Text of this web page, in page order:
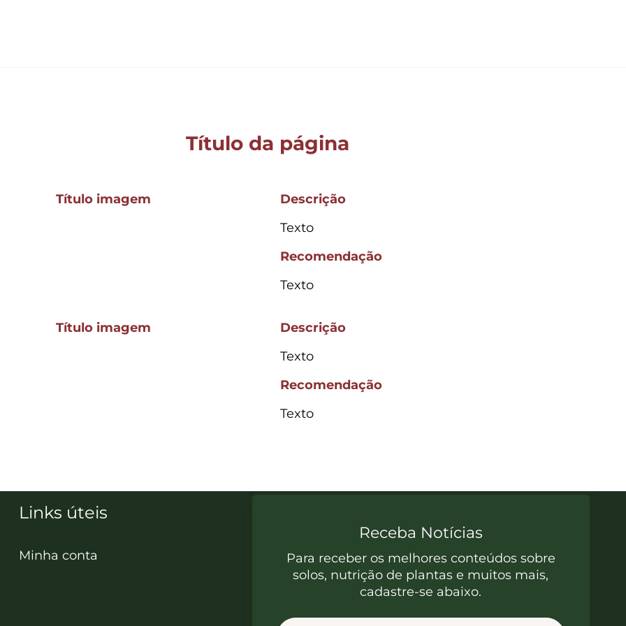
Título da página
Título imagem
Descrição
Texto
Recomendação
Texto
Título imagem
Descrição
Texto
Recomendação
Texto
Links úteis
Minha conta
Receba Notícias
Para receber os melhores conteúdos sobre
solos, nutrição de plantas e muitos mais,
cadastre-se abaixo.